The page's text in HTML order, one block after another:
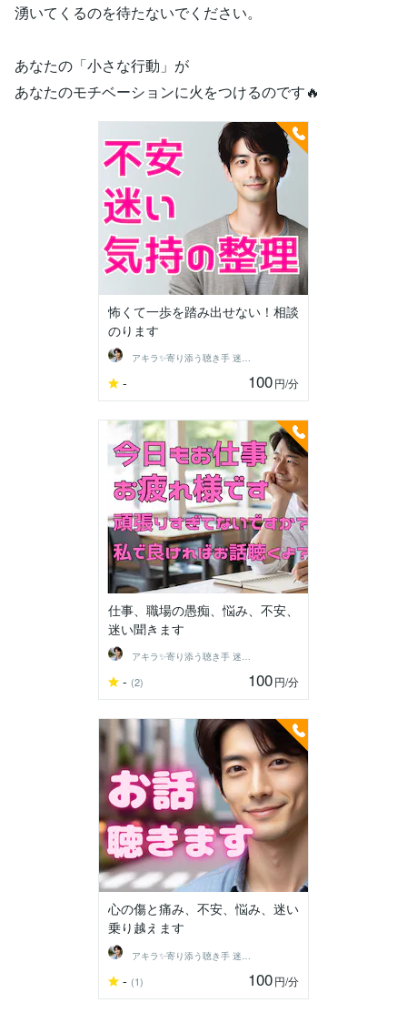
湧いてくるのを待たないでください。
あなたの「小さな行動」が
あなたのモチベーションに火をつけるのです🔥
怖くて一歩を踏み出せない！相談
のります
アキラ✨寄り添う聴き手 迷い不安の相談室
- 100円/分
仕事、職場の愚痴、悩み、不安、
迷い聞きます
アキラ✨寄り添う聴き手 迷い不安の相談室
- (2) 100円/分
心の傷と痛み、不安、悩み、迷い
乗り越えます
- (1) 100円/分